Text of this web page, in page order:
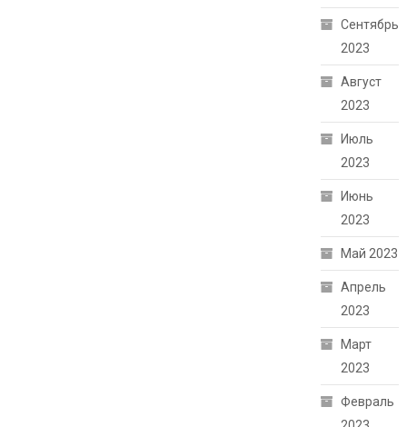
Сентябрь
2023
Август
2023
Июль
2023
Июнь
2023
Май 2023
Апрель
2023
Март
2023
Февраль